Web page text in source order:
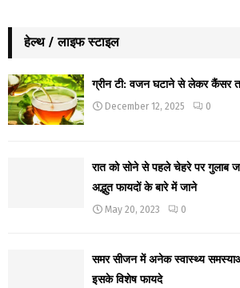
हेल्थ / लाइफ स्टाइल
ग्रीन टी: वजन घटाने से लेकर कैंसर
December 12, 2025 0
रात को सोने से पहले चेहरे पर गुलाब
अद्भुत फायदों के बारे में जाने
May 20, 2023 0
समर सीजन में अनेक स्वास्थ्य
इसके विशेष फायदे